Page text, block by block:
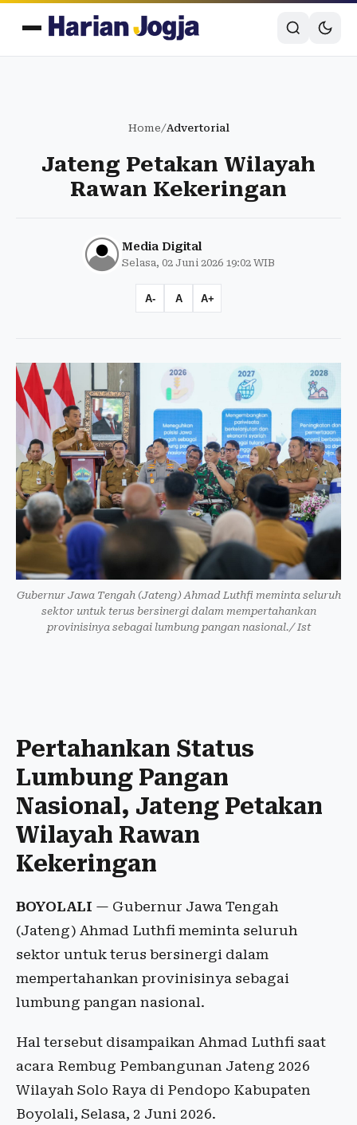
Home/Advertorial
Jateng Petakan Wilayah
Rawan Kekeringan
Media Digital
Selasa, 02 Juni 2026 19:02 WIB
A- A A+
Gubernur Jawa Tengah (Jateng) Ahmad Luthfi meminta seluruh
sektor untuk terus bersinergi dalam mempertahankan
provinisinya sebagai lumbung pangan nasional./ Ist
Pertahankan Status
Lumbung Pangan
Nasional, Jateng Petakan
Wilayah Rawan
Kekeringan
BOYOLALI — Gubernur Jawa Tengah
(Jateng) Ahmad Luthfi meminta seluruh
sektor untuk terus bersinergi dalam
mempertahankan provinisinya sebagai
lumbung pangan nasional.
Hal tersebut disampaikan Ahmad Luthfi saat
acara Rembug Pembangunan Jateng 2026
Wilayah Solo Raya di Pendopo Kabupaten
Boyolali, Selasa, 2 Juni 2026.